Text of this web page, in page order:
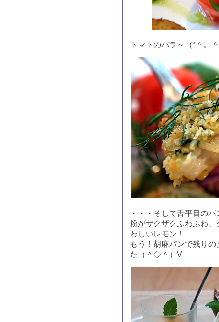
トマトのバラ～（*＾。
・・・そして舌平目の
粉がザクザクふわふわ
わしいレモン！
もう！胡麻パンで残り
た（＾◇＾）V